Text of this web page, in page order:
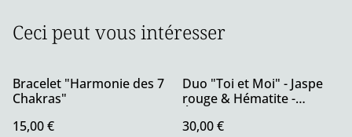
Ceci peut vous intéresser
Bracelet "Harmonie des 7
Chakras"
15,00 €
Duo "Toi et Moi" - Jaspe
rouge & Hématite -
30,00 €